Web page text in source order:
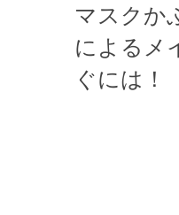
マスクか
によるメ
ぐには！